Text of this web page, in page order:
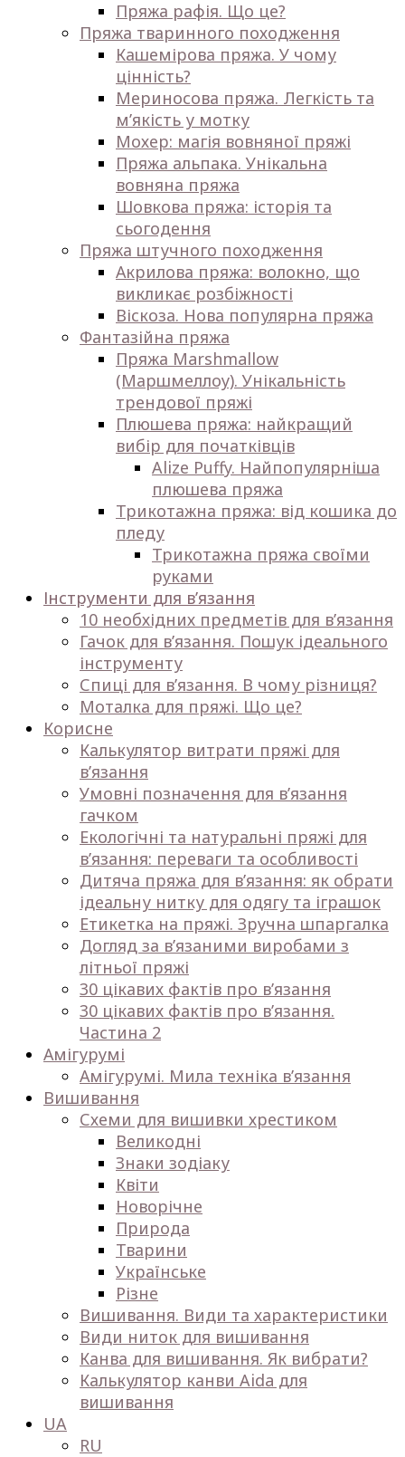
Пряжа рафія. Що це?
Пряжа тваринного походження
Кашемірова пряжа. У чому
цінність?
Мериносова пряжа. Легкість та
м’якість у мотку
Мохер: магія вовняної пряжі
Пряжа альпака. Унікальна
вовняна пряжа
Шовкова пряжа: історія та
сьогодення
Пряжа штучного походження
Акрилова пряжа: волокно, що
викликає розбіжності
Віскоза. Нова популярна пряжа
Фантазійна пряжа
Пряжа Marshmallow
(Маршмеллоу). Унікальність
трендової пряжі
Плюшева пряжа: найкращий
вибір для початківців
Alize Puffy. Найпопулярніша
плюшева пряжа
Трикотажна пряжа: від кошика до
пледу
Трикотажна пряжа своїми
руками
Інструменти для в’язання
10 необхідних предметів для в’язання
Гачок для в’язання. Пошук ідеального
інструменту
Спиці для в’язання. В чому різниця?
Моталка для пряжі. Що це?
Корисне
Калькулятор витрати пряжі для
в’язання
Умовні позначення для в’язання
гачком
Екологічні та натуральні пряжі для
в’язання: переваги та особливості
Дитяча пряжа для в’язання: як обрати
ідеальну нитку для одягу та іграшок
Етикетка на пряжі. Зручна шпаргалка
Догляд за в’язаними виробами з
літньої пряжі
30 цікавих фактів про в’язання
30 цікавих фактів про в’язання.
Частина 2
Амігурумі
Амігурумі. Мила техніка в’язання
Вишивання
Схеми для вишивки хрестиком
Великодні
Знаки зодіаку
Квіти
Новорічне
Природа
Тварини
Українське
Різне
Вишивання. Види та характеристики
Види ниток для вишивання
Канва для вишивання. Як вибрати?
Калькулятор канви Aida для
вишивання
UA
RU